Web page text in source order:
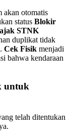
akan otomatis
status Blokir
STNK
duplikat tidak
Cek Fisik menjadi
bahwa kendaraan
untuk
telah ditentukan